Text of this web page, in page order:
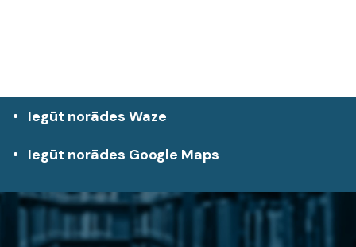
Iegūt norādes Waze
Iegūt norādes Google Maps